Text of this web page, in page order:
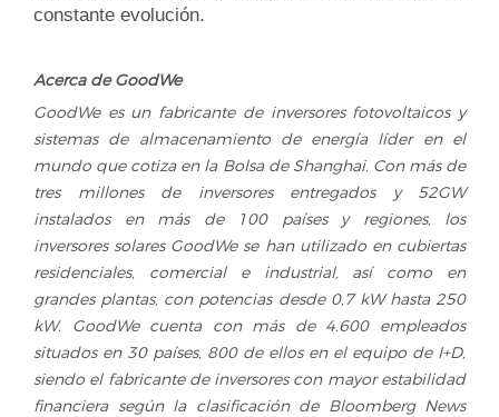
constante evolución.
Acerca de GoodWe
GoodWe es un fabricante de inversores fotovoltaicos y
sistemas de almacenamiento de energía líder en el
mundo que cotiza en la Bolsa de Shanghai. Con más de
tres millones de inversores entregados y 52GW
instalados en más de 100 países y regiones, los
inversores solares GoodWe se han utilizado en cubiertas
residenciales, comercial e industrial, así como en
grandes plantas, con potencias desde 0,7 kW hasta 250
kW. GoodWe cuenta con más de 4.600 empleados
situados en 30 países, 800 de ellos en el equipo de I+D,
siendo el fabricante de inversores con mayor estabilidad
financiera según la clasificación de Bloomberg News